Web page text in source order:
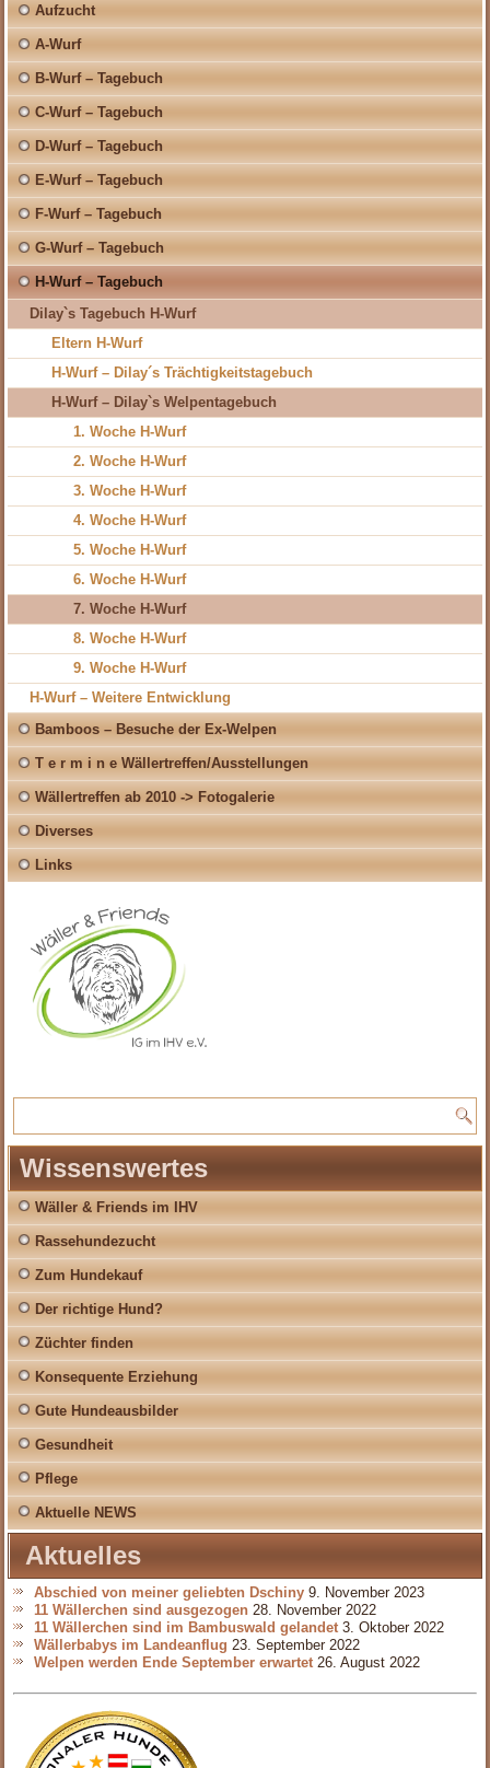
Aufzucht
A-Wurf
B-Wurf – Tagebuch
C-Wurf – Tagebuch
D-Wurf – Tagebuch
E-Wurf – Tagebuch
F-Wurf – Tagebuch
G-Wurf – Tagebuch
H-Wurf – Tagebuch
Dilay`s Tagebuch H-Wurf
Eltern H-Wurf
H-Wurf – Dilay´s Trächtigkeitstagebuch
H-Wurf – Dilay`s Welpentagebuch
1. Woche H-Wurf
2. Woche H-Wurf
3. Woche H-Wurf
4. Woche H-Wurf
5. Woche H-Wurf
6. Woche H-Wurf
7. Woche H-Wurf
8. Woche H-Wurf
9. Woche H-Wurf
H-Wurf – Weitere Entwicklung
Bamboos – Besuche der Ex-Welpen
T e r m i n e Wällertreffen/Ausstellungen
Wällertreffen ab 2010 -> Fotogalerie
Diverses
Links
Wissenswertes
Wäller & Friends im IHV
Rassehundezucht
Zum Hundekauf
Der richtige Hund?
Züchter finden
Konsequente Erziehung
Gute Hundeausbilder
Gesundheit
Pflege
Aktuelle NEWS
Aktuelles
Abschied von meiner geliebten Dschiny 9. November 2023
11 Wällerchen sind ausgezogen 28. November 2022
11 Wällerchen sind im Bambuswald gelandet 3. Oktober 2022
Wällerbabys im Landeanflug 23. September 2022
Welpen werden Ende September erwartet 26. August 2022